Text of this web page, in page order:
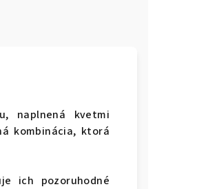
naplnená kvetmi
kombinácia, ktorá
ich pozoruhodné